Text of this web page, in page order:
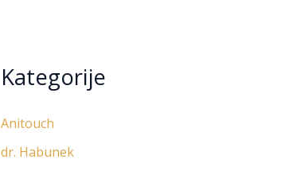
Kategorije
Anitouch
dr. Habunek